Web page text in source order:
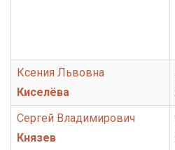
Ксения Львовна
Киселёва
Сергей Владимирович
Князев